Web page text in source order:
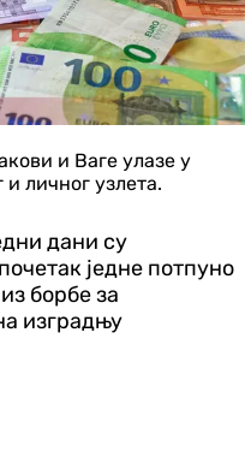
и Ваге улазе у
личног узлета.
дани су
једне потпуно
борбе за
изградњу